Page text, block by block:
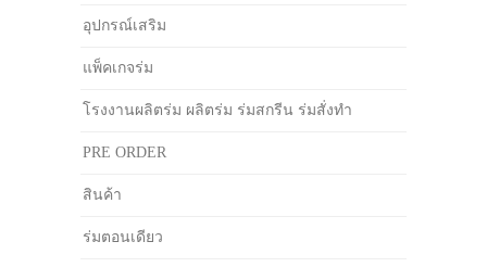
อุปกรณ์เสริม
แพ็คเกจร่ม
โรงงานผลิตร่ม ผลิตร่ม ร่มสกรีน ร่มสั่งทำ
PRE ORDER
สินค้า
ร่มตอนเดียว